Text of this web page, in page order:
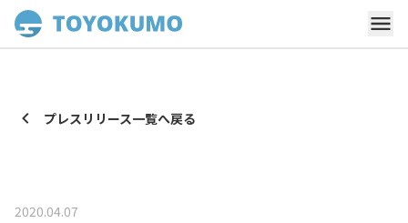
プレスリリース一覧へ戻る
2020.04.07